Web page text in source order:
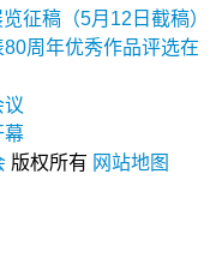
征稿（5月12日截稿）
周年优秀作品评选在
议
幕
版权所有 网站地图